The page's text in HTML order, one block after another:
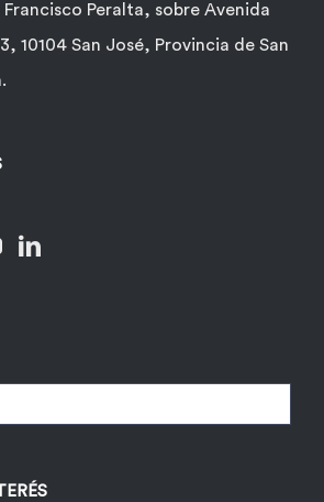
Francisco Peralta, sobre Avenida
10104 San José, Provincia de San